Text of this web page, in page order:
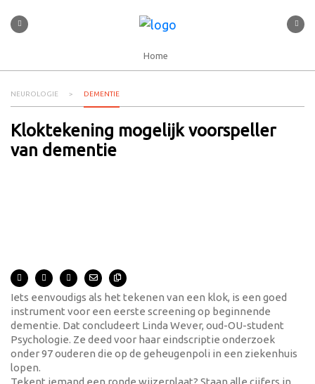
Home
NEUROLOGIE DEMENTIE
Kloktekening mogelijk voorspeller
van dementie
Iets eenvoudigs als het tekenen van een klok, is een goed
instrument voor een eerste screening op beginnende
dementie. Dat concludeert Linda Wever, oud-OU-student
Psychologie. Ze deed voor haar eindscriptie onderzoek
onder 97 ouderen die op de geheugenpoli in een ziekenhuis
lopen.